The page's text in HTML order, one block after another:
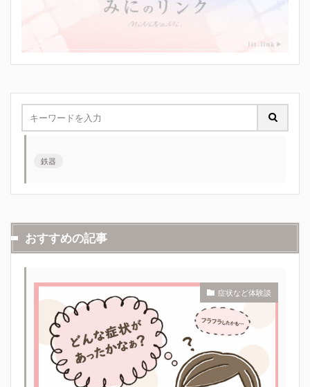
鉄器
おすすめの記事
症状など体験談